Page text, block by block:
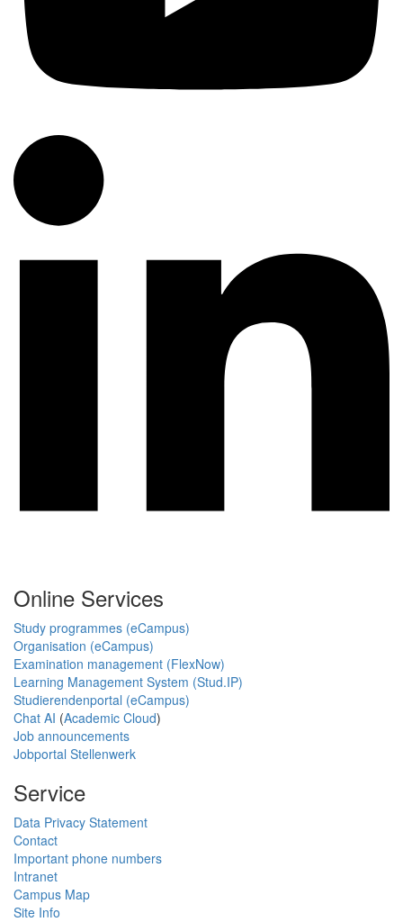
Online Services
Study programmes (eCampus)
Organisation (eCampus)
Examination management (FlexNow)
Learning Management System (Stud.IP)
Studierendenportal (eCampus)
Chat AI (Academic Cloud)
Job announcements
Jobportal Stellenwerk
Service
Data Privacy Statement
Contact
Important phone numbers
Intranet
Campus Map
Site Info